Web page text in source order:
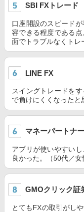
SBI FXトレード
口座開設のスピード
容できる程度である
面でトラブルなくトレ
LINE FX
スイングトレードを
で負けにくくなったと
マネーパートナ
アプリが使いやすい
良かった。（50代／女
GMOクリック証
とてもFXの取引がし